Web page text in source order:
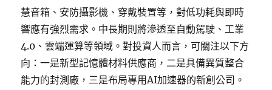
慧音箱、安防攝影機、穿戴裝置等，對低功耗與即時
響應有強烈需求。中長期則將滲透至自動駕駛、工業
4.0、雲端運算等領域。對投資人而言，可關注以下方
向：一是新型記憶體材料供應商，二是具備異質整合
能力的封測廠，三是布局專用AI加速器的新創公司。